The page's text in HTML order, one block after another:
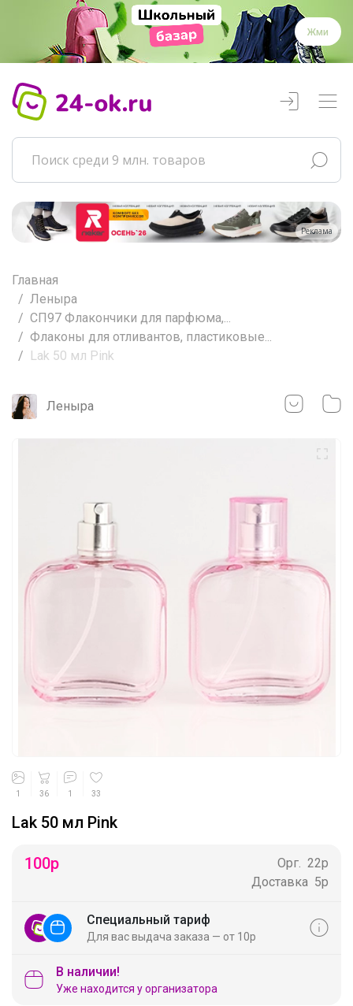
Жми
Реклама
Главная
Леныра
СП97 Флакончики для парфюма,...
Флаконы для отливантов, пластиковые...
Lak 50 мл Pink
Леныра
1 36 1 33
Lak 50 мл Pink
100р Орг.
22р
Доставка 5р
Специальный тариф
Для вас выдача заказа — от 10р
В наличии!
Уже находится у организатора